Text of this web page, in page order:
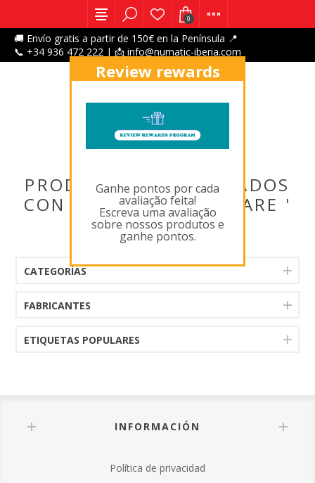
🚚 Envío gratis a partir de 150€ en la Península 📍
📞 +34 936 472 222 | 📩 info@numatic-iberia.com
0
PRODUCTOS ETIQUETADOS
CON ' 902505,FLOORCARE '
CATEGORÍAS
FABRICANTES
ETIQUETAS POPULARES
INFORMACIÓN
Política de privacidad
Review rewards
Ganhe pontos por cada
avaliação feita!
Escreva uma avaliação
sobre nossos produtos e
ganhe pontos.